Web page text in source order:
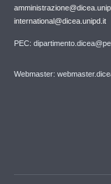
international@dicea.unipd.it
PEC:
Webmaster: